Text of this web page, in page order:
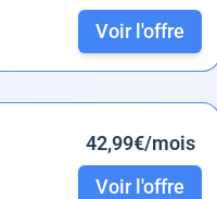
Voir l'offre
42,99€/mois
Voir l'offre